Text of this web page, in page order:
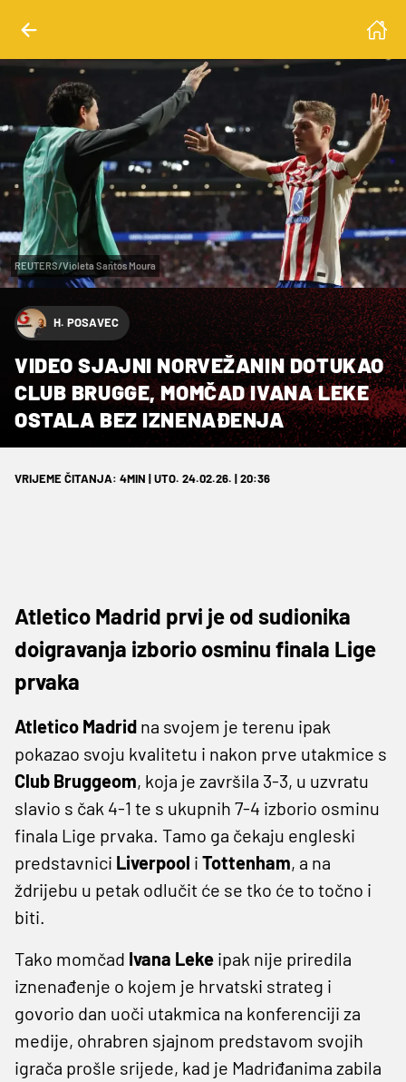
REUTERS/Violeta Santos Moura
H. POSAVEC
VIDEO SJAJNI NORVEŽANIN DOTUKAO
CLUB BRUGGE, MOMČAD IVANA LEKE
OSTALA BEZ IZNENAĐENJA
VRIJEME ČITANJA: 4MIN | UTO. 24.02.26. | 20:36
Atletico Madrid prvi je od sudionika
doigravanja izborio osminu finala Lige
prvaka
Atletico Madrid na svojem je terenu ipak
pokazao svoju kvalitetu i nakon prve utakmice s
Club Bruggeom, koja je završila 3-3, u uzvratu
slavio s čak 4-1 te s ukupnih 7-4 izborio osminu
finala Lige prvaka. Tamo ga čekaju engleski
predstavnici Liverpool i Tottenham, a na
ždrijebu u petak odlučit će se tko će to točno i
biti.
Tako momčad Ivana Leke ipak nije priredila
iznenađenje o kojem je hrvatski strateg i
govorio dan uoči utakmica na konferenciji za
medije, ohrabren sjajnom predstavom svojih
igrača prošle srijede, kad je Madriđanima zabila